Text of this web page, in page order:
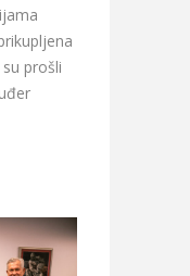
prošli